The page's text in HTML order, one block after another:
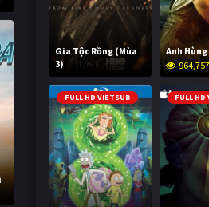
Gia Tộc Rồng (Mùa
3)
2,030,422 lượt xem
Anh
FULL HD VIETSUB FULL HD